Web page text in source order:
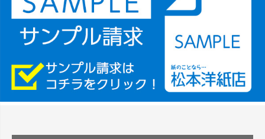
塩ビのロール紙で離型紙が透明の商品はありますか
つや消し半透明ラベルのロールタイプはありますか？
縦420mm×横650mmの包装紙に適した紙はありますか？